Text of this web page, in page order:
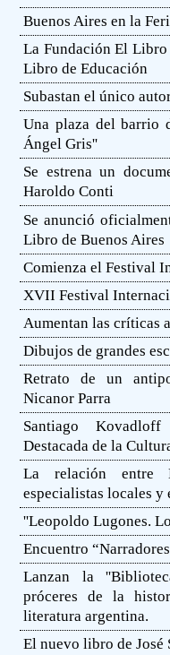
Buenos Aires en la
La Fundación El
Libro de Educación
Subastan el único
Una plaza del barrio
Ángel Gris''
Se estrena un
Haroldo Conti
Se anunció
Libro de Buenos Aires
Comienza el Festival
XVII Festival
Aumentan las críticas
Dibujos de grandes
Retrato de un
Nicanor Parra
Santiago
Destacada de la
La relación entre
especialistas locales y
''Leopoldo Lugones.
Encuentro
Lanzan la
próceres de la
literatura argentina.
El nuevo libro de José